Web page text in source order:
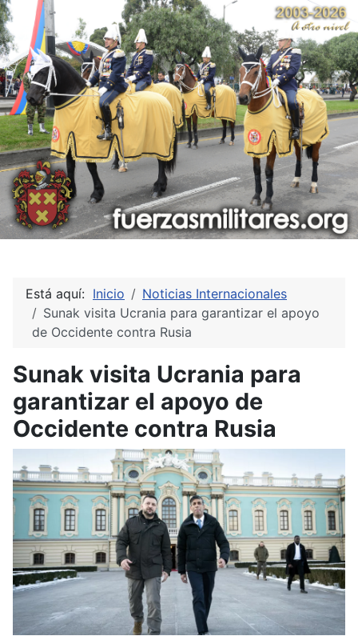
Está aquí: Inicio
Noticias Internacionales
Sunak visita Ucrania para garantizar el apoyo
de Occidente contra Rusia
Sunak visita Ucrania para
garantizar el apoyo de
Occidente contra Rusia